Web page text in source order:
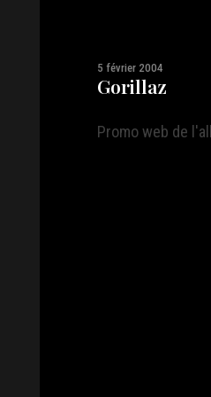
5 février 2004
Gorillaz
Promo web de